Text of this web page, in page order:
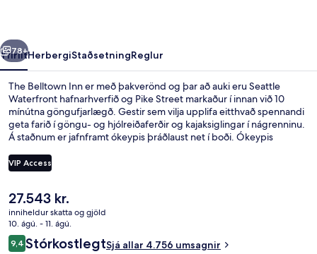
Næsta
78+
YfirlitHerbergiStaðsetningReglur
The Belltown Inn er með þakverönd og þar að auki eru Seattle
Waterfront hafnarhverfið og Pike Street markaður í innan við 10
mínútna göngufjarlægð. Gestir sem vilja upplifa eitthvað spennandi
geta farið í göngu- og hjólreiðaferðir og kajaksiglingar í nágrenninu.
Á staðnum er jafnframt ókeypis þráðlaust net í boði. Ókeypis
skarta ýmsum öðrum þægindum. Þar á meðal eru ísskápar og
örbylgjuofnar. Aðrir ferðamenn eru ánægðir með miðlæga
nágrenninu og líka hve stutt er í almenningssamgöngur: Westlake
lestarstöðin er í 8 mínútna göngufjarlægð og Westlake Denny Wy
lestarstöðin er í 9 mínútna göngufjarlægð.
VIP Access
Núverandi
verð
er
27.543 kr.
27.543 kr.
inniheldur skatta og gjöld
10. ágú. - 11. ágú.
Umsagnir
9,49,4 af 10
StórkostlegtSjá allar 4.756 umsagnir